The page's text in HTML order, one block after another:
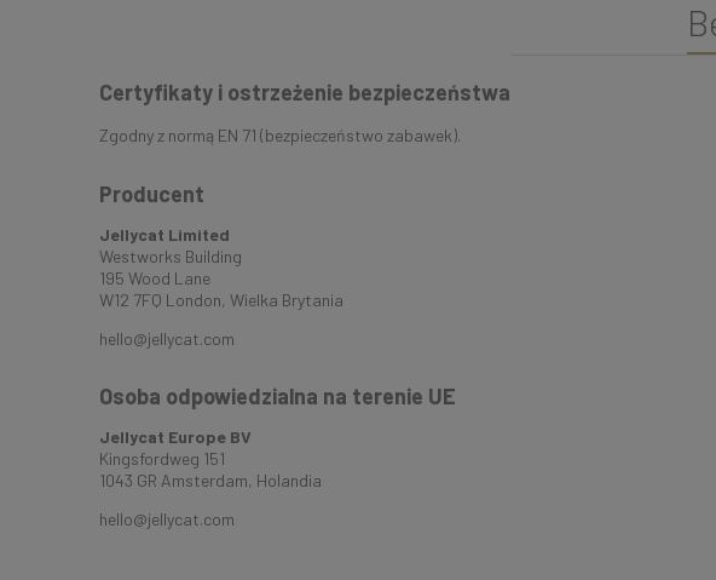
Certyfikaty i ostrzeżenie bezpieczeństwa
Zgodny z normą EN 71 (bezpieczeństwo zabawek).
Producent
Jellycat Limited
Westworks Building
195 Wood Lane
W12 7FQ London, Wielka Brytania
hello@jellycat.com
Osoba odpowiedzialna na terenie UE
Jellycat Europe BV
Kingsfordweg 151
1043 GR Amsterdam, Holandia
hello@jellycat.com